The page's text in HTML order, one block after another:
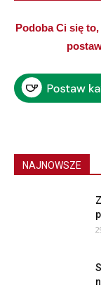
Podoba Ci się
NAJNOWSZE